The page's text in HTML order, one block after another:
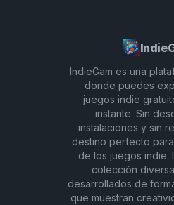
IndieGam es una
donde puedes
juegos indie
instante. Sin
instalaciones y sin
destino perfecto
de los juegos indie.
colección
desarrollados de
que muestran